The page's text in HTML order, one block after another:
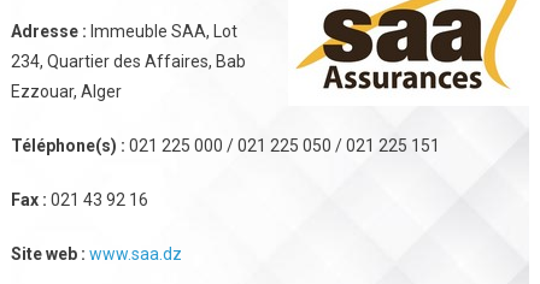
Adresse : Immeuble SAA, Lot
234, Quartier des Affaires, Bab
Ezzouar, Alger
Téléphone(s) : 021 225 000 / 021 225 050 / 021 225 151
Fax : 021 43 92 16
Site web : www.saa.dz